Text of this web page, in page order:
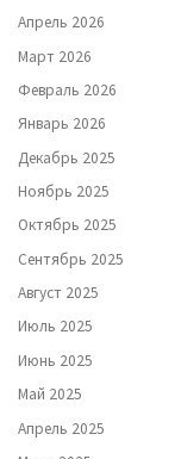
Апрель 2026
Март 2026
Февраль 2026
Январь 2026
Декабрь 2025
Ноябрь 2025
Октябрь 2025
Сентябрь 2025
Август 2025
Июль 2025
Июнь 2025
Май 2025
Апрель 2025